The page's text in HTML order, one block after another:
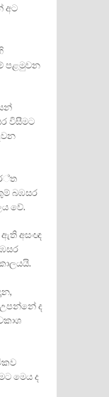
අට
පළමුවන
විසීමට
බඹසර
වේ.
ඇති අසංඥ
ද
මෙය ද